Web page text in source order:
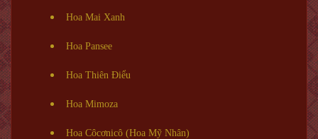
Hoa Mai Xanh
Hoa Pansee
Hoa Thiên Điểu
Hoa Mimoza
Hoa Côcơnicô (Hoa Mỹ Nhân)